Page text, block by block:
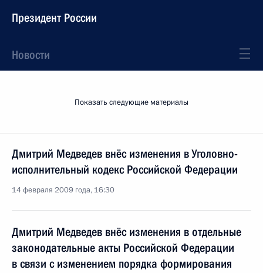
Президент России
Новости
Показать следующие материалы
Дмитрий Медведев внёс изменения в Уголовно-
исполнительный кодекс Российской Федерации
14 февраля 2009 года, 16:30
Дмитрий Медведев внёс изменения в отдельные
законодательные акты Российской Федерации
в связи с изменением порядка формирования